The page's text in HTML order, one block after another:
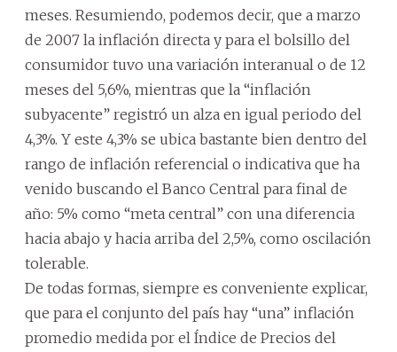
meses. Resumiendo, podemos decir, que a marzo
de 2007 la inflación directa y para el bolsillo del
consumidor tuvo una variación interanual o de 12
meses del 5,6%, mientras que la “inflación
subyacente” registró un alza en igual periodo del
4,3%. Y este 4,3% se ubica bastante bien dentro del
rango de inflación referencial o indicativa que ha
venido buscando el Banco Central para final de
año: 5% como “meta central” con una diferencia
hacia abajo y hacia arriba del 2,5%, como oscilación
tolerable.
De todas formas, siempre es conveniente explicar,
que para el conjunto del país hay “una” inflación
promedio medida por el Índice de Precios del